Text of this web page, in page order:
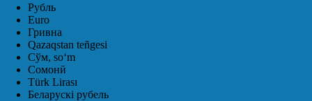
Рубль
Euro
Гривна
Qazaqstan teñgesi
Сўм, soʻm
Сомонӣ
Türk Lirası
Беларускі рубель